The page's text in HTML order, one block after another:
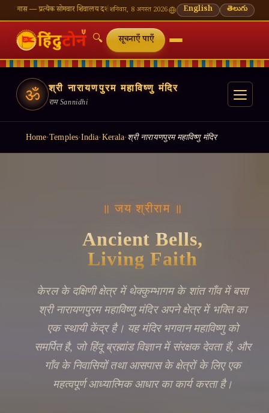
सोमवार शिवालय दर्शन का महत्व🌸 गणेश चतुर्थी — भाद्रपद शुक्ल चतुर्थी⛩ काशी विश्वनाथ — आज
शनिवार, 8 अगस्त 2026 English తెలుగు
🔍 सूचनाएँ पाएँ
ॐ श्री नारायणपुरम महाविष्णु मंदिर
राम Sannidhi
Home·Temples·India· Kerala· श्री नारायणपुरम महाविष्णु मंदिर
॥ जय श्रीराम ॥
Ancient Bells,
Living Faith
केरल के दक्षिणी क्षेत्र में थेक्कुम्भागम के शांत गाँव में बसा
श्री नारायणपुरम महाविष्णु मंदिर अपने क्षेत्र में भक्ति का
एक स्थायी केंद्र है। यह मंदिर भगवान महाविष्णु को
समर्पित है, जो हिंदू ब्रह्मांड विज्ञान में संरक्षक देवता हैं, और
गाँव के निवासियों तथा आसपास के क्षेत्रों के लिए एक
महत्वपूर्ण आध्यात्मिक आधार का कार्य करता है।